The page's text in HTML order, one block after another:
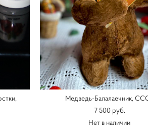
Медведь-Балалаечник,
7 500 pуб.
Нет в наличии